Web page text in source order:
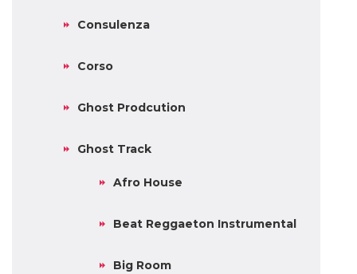
Consulenza
Corso
Ghost Prodcution
Ghost Track
Afro House
Beat Reggaeton Instrumental
Big Room